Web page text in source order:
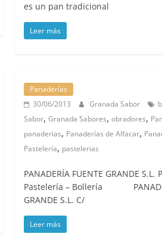
es un pan tradicional
Leer más
Panaderías
30/06/2013
Granada Sabor
Sabor,Granada Sabores,obradores,
panaderias, Panaderías de Alfacar,
Pastelería, pastelerias
PANADERÍA FUENTE GRANDE S.L.
Pastelería – Bollería
GRANDE S.L. C/
Leer más